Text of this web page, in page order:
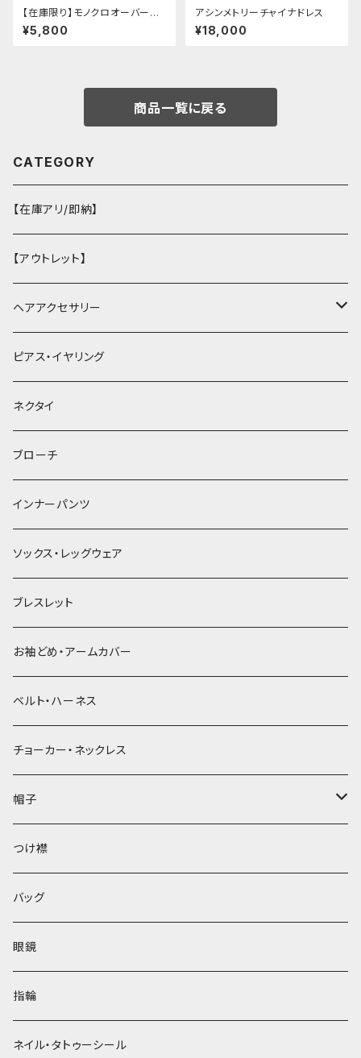
【在庫限り】モノクロオーバーサ
イズパンダパーカー
¥5,800
アシンメトリーチャイナドレス
¥18,000
商品一覧に戻る
CATEGORY
【在庫アリ/即納】
【アウトレット】
ヘアアクセサリー
ヘアクリップ
ヘッドドレス・カチューシャ
ヘアゴム
簪
ピアス・イヤリング
ネクタイ
ブローチ
インナーパンツ
ソックス・レッグウェア
ブレスレット
お袖どめ・アームカバー
ベルト・ハーネス
チョーカー・ネックレス
帽子
ベレー帽
つけ襟
バッグ
眼鏡
指輪
ネイル・タトゥーシール